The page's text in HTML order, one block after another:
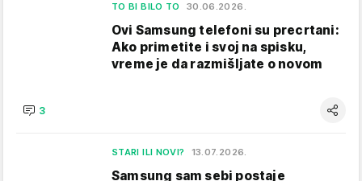
TO BI BILO TO 30.06.2026.
Ovi Samsung telefoni su precrtani:
Ako primetite i svoj na spisku,
vreme je da razmišljate o novom
3
STARI ILI NOVI? 13.07.2026.
Samsung sam sebi postaje